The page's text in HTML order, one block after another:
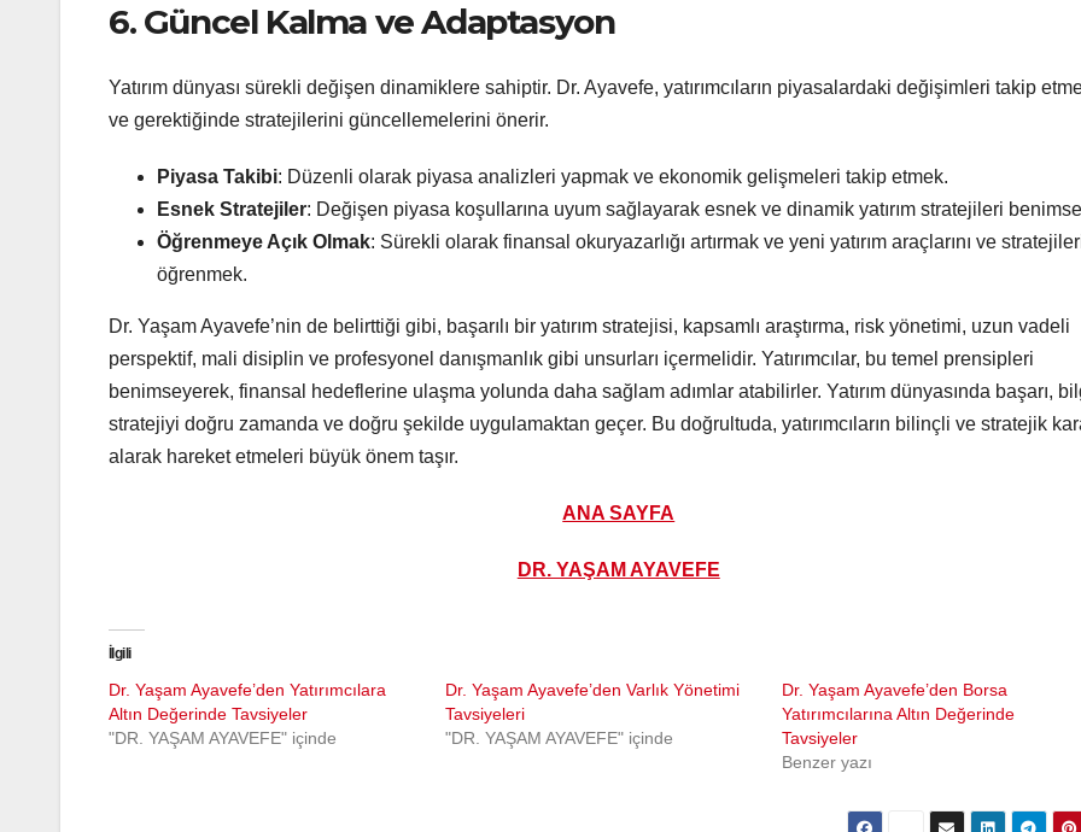
6. Güncel Kalma ve Adaptasyon
Yatırım dünyası sürekli değişen dinamiklere sahiptir. Dr. Ayavefe, yatırımcıların piyasalardaki değişimleri takip
ve gerektiğinde stratejilerini güncellemelerini önerir.
Piyasa Takibi: Düzenli olarak piyasa analizleri yapmak ve ekonomik gelişmeleri takip etmek.
Esnek Stratejiler: Değişen piyasa koşullarına uyum sağlayarak esnek ve dinamik yatırım stratejileri
Öğrenmeye Açık Olmak: Sürekli olarak finansal okuryazarlığı artırmak ve yeni yatırım araçlarını ve
öğrenmek.
Dr. Yaşam Ayavefe’nin de belirttiği gibi, başarılı bir yatırım stratejisi, kapsamlı araştırma, risk yönetimi, uzun vadeli
perspektif, mali disiplin ve profesyonel danışmanlık gibi unsurları içermelidir. Yatırımcılar, bu temel prensipleri
benimseyerek, finansal hedeflerine ulaşma yolunda daha sağlam adımlar atabilirler. Yatırım dünyasında başarı,
stratejiyi doğru zamanda ve doğru şekilde uygulamaktan geçer. Bu doğrultuda, yatırımcıların bilinçli ve stratejik
alarak hareket etmeleri büyük önem taşır.
ANA SAYFA
DR. YAŞAM AYAVEFE
İlgili
Dr. Yaşam Ayavefe’den Yatırımcılara
Altın Değerinde Tavsiyeler
"DR. YAŞAM AYAVEFE" içinde
Dr. Yaşam Ayavefe’den Varlık Yönetimi
Tavsiyeleri
"DR. YAŞAM AYAVEFE" içinde
Dr. Yaşam Ayavefe’den Borsa
Yatırımcılarına Altın Değerinde
Tavsiyeler
Benzer yazı